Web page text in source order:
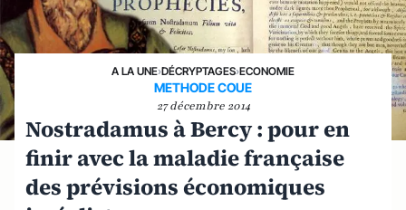
A LA UNE›DÉCRYPTAGES›ECONOMIE
METHODE COUE
27 décembre 2014
Nostradamus à Bercy : pour en
finir avec la maladie française
des prévisions économiques